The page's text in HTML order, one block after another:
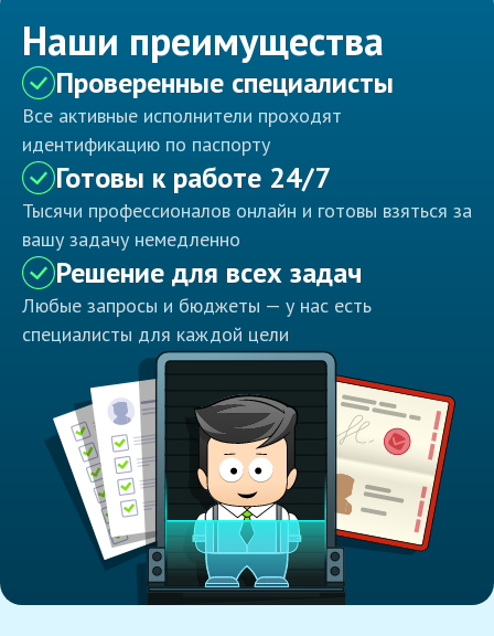
Наши преимущества
Проверенные специалисты
Все активные исполнители проходят
идентификацию по паспорту
Готовы к работе 24/7
Тысячи профессионалов онлайн и готовы взяться за
вашу задачу немедленно
Решение для всех задач
Любые запросы и бюджеты — у нас есть
специалисты для каждой цели